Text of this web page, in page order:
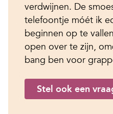
verdwijnen. De
telefoontje móét ik
beginnen op te
open over te zijn,
bang ben voor
Stel ook een